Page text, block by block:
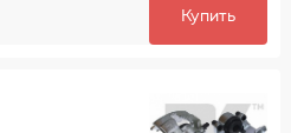
Купить